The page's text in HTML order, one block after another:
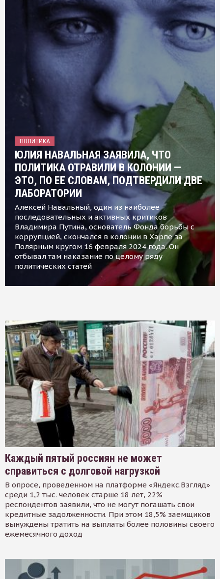
ПОЛИТИКА
ЮЛИЯ НАВАЛЬНАЯ ЗАЯВИЛА, ЧТО
ПОЛИТИКА ОТРАВИЛИ В КОЛОНИИ —
ЭТО, ПО ЕЕ СЛОВАМ, ПОДТВЕРДИЛИ ДВЕ
ЛАБОРАТОРИИ
Алексей Навальный, один из наиболее
последовательных и активных критиков
Владимира Путина, основатель Фонда борьбы с
коррупцией, скончался в колонии в Харпе за
Полярным кругом 16 февраля 2024 года. Он
отбывал там наказание по целому ряду
политических статей
Каждый пятый россиян не может
справиться с долговой нагрузкой
В опросе, проведенном на платформе «Яндекс.Взгляд»
среди 1,2 тыс. человек старше 18 лет, 22%
респондентов заявили, что не могут погашать свои
кредитные задолженности. При этом 18,5% заемщиков
вынуждены тратить на выплаты более половины своего
ежемесячного доход